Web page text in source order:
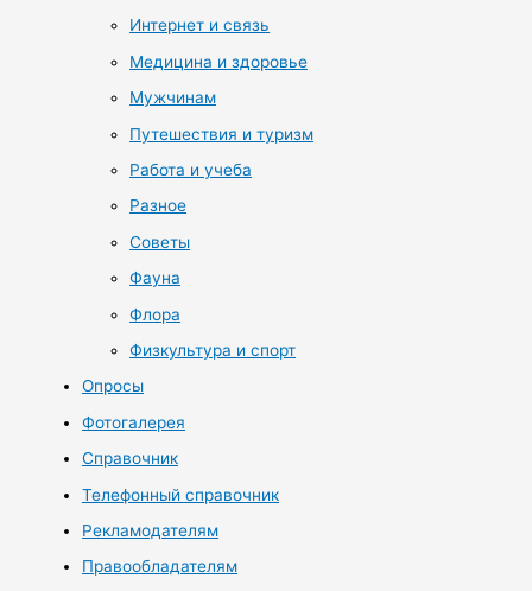
Интернет и связь
Медицина и здоровье
Мужчинам
Путешествия и туризм
Работа и учеба
Разное
Советы
Фауна
Флора
Физкультура и спорт
Опросы
Фотогалерея
Справочник
Телефонный справочник
Рекламодателям
Правообладателям